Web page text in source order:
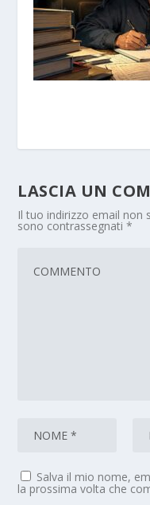
LASCIA UN
Il tuo indirizzo email non
sono contrassegnati*
Salva il mio nome,
la prossima volta che